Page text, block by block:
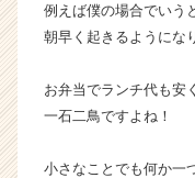
ト
チ
キ
例えば僕の場合でいう
朝早く起きるようにな
お弁当でランチ代も安
一石二鳥ですよね！
小さなことでも何か一